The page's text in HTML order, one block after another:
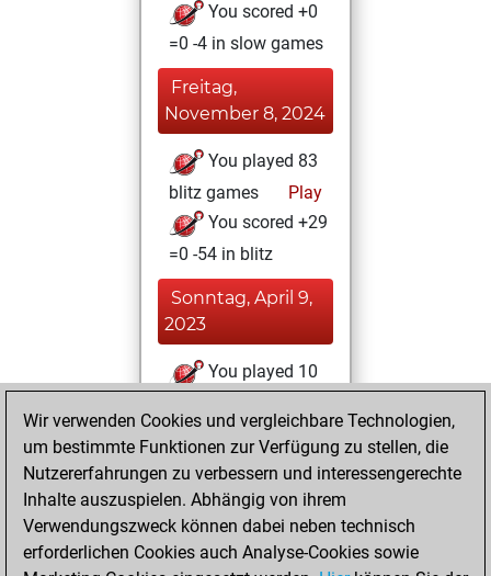
You scored +0
=0 -4 in slow games
Freitag,
November 8, 2024
You played 83
blitz games
Play
You scored +29
=0 -54 in blitz
Sonntag, April 9,
2023
You played 10
You scored +3
=0 -7 in bullet
Samstag, Juni 5,
2021
Wir verwenden Cookies und vergleichbare Technologien,
um bestimmte Funktionen zur Verfügung zu stellen, die
Nutzererfahrungen zu verbessern und interessengerechte
Inhalte auszuspielen. Abhängig von ihrem
Verwendungszweck können dabei neben technisch
erforderlichen Cookies auch Analyse-Cookies sowie